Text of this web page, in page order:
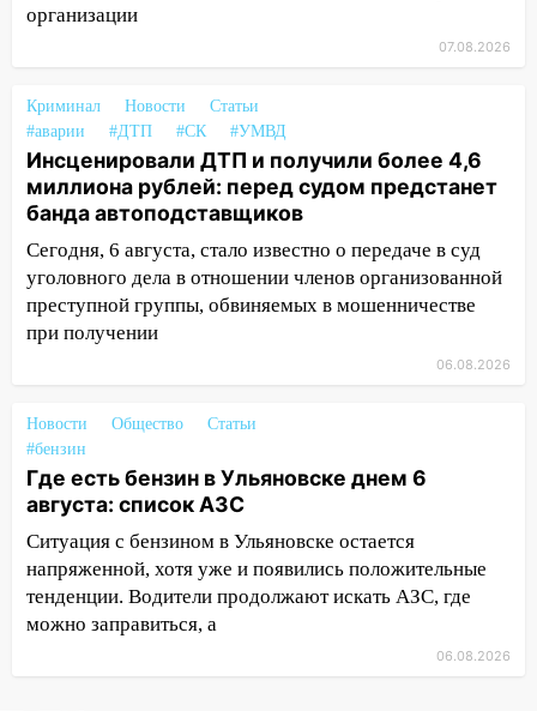
12:34 На Ульяновскую область
надвигается сильнейшая непогода: град
12:31
Ульяновец хотел купить иномарку
из Европы и потерял 760 тысяч рублей
12:20 В Чердаклинском районе
столкнулись «Лада» и Chevrolet:
пострадал 14-летний подросток
12:00
Где есть бензин в Ульяновске 7
августа: список АЗС
приговор
11:38
полностью уничтожил дачный дом и
сарай
11:38 В Госдуме предложили отменить
ЕГЭ с 2027 года
11:25
В Ульяновске ИИ будет выявлять
организации
07.08.2026
Криминал Новости
Статьи
#аварии
#ДТП #СК #УМВД
Инсценировали ДТП и получили более 4,6
миллиона рублей: перед судом предстанет
банда автоподставщиков
Сегодня, 6 августа, стало известно о передаче в суд
уголовного дела в отношении членов организованной
преступной группы, обвиняемых в мошенничестве
при получении
06.08.2026
Новости Общество
Статьи
#бензин
Где есть бензин в Ульяновске днем 6
августа: список АЗС
Ситуация с бензином в Ульяновске остается
напряженной, хотя уже и появились положительные
тенденции. Водители продолжают искать АЗС, где
можно заправиться, а
06.08.2026